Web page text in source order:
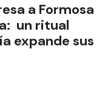
a Formosa
un ritual
expande sus